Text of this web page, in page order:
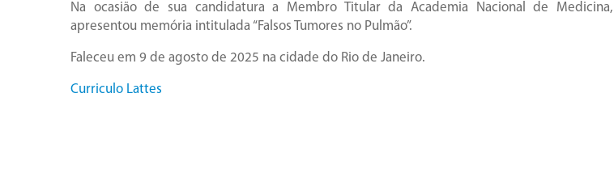
Na ocasião de sua candidatura a Membro Titular da Academia Nacional de Medicina,
apresentou memória intitulada “Falsos Tumores no Pulmão”.
Faleceu em 9 de agosto de 2025 na cidade do Rio de Janeiro.
Curriculo Lattes